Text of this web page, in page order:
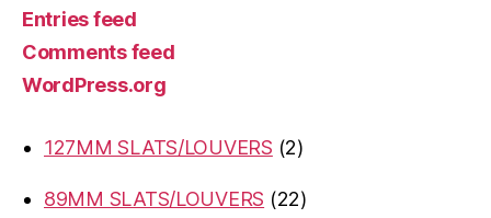
Entries feed
Comments feed
WordPress.org
127MM SLATS/LOUVERS 22
89MM SLATS/LOUVERS
2222